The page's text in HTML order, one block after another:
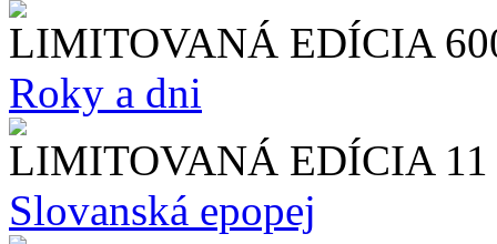
LIMITOVANÁ EDÍCIA
Roky a dni
LIMITOVANÁ EDÍCIA
Slo​vanská epopej